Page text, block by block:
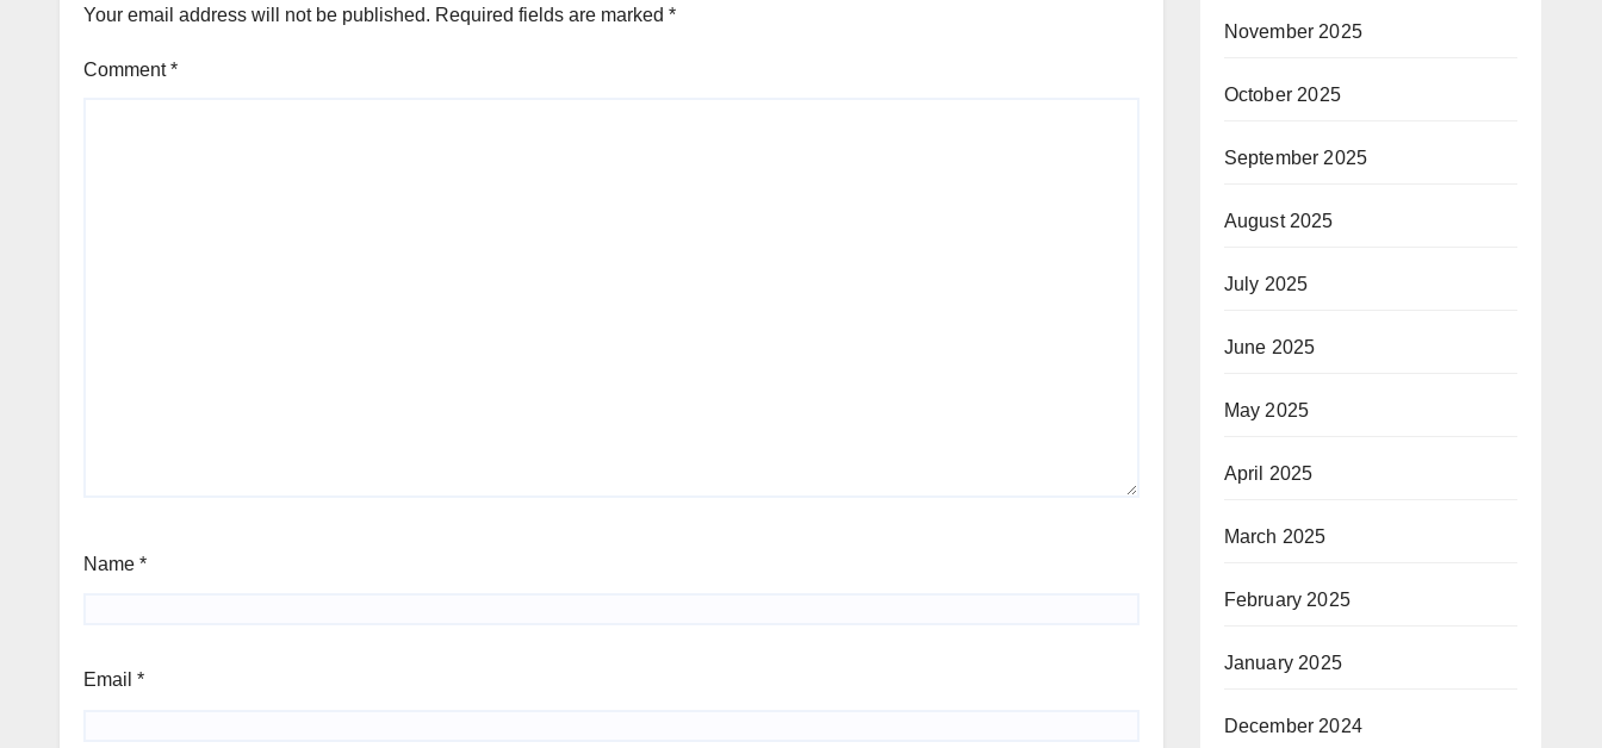
Your email address will not be published. Required fields are marked *
Comment*
Name *
Email *
November 2025
October 2025
September 2025
August 2025
July 2025
June 2025
May 2025
April 2025
March 2025
February 2025
January 2025
December 2024